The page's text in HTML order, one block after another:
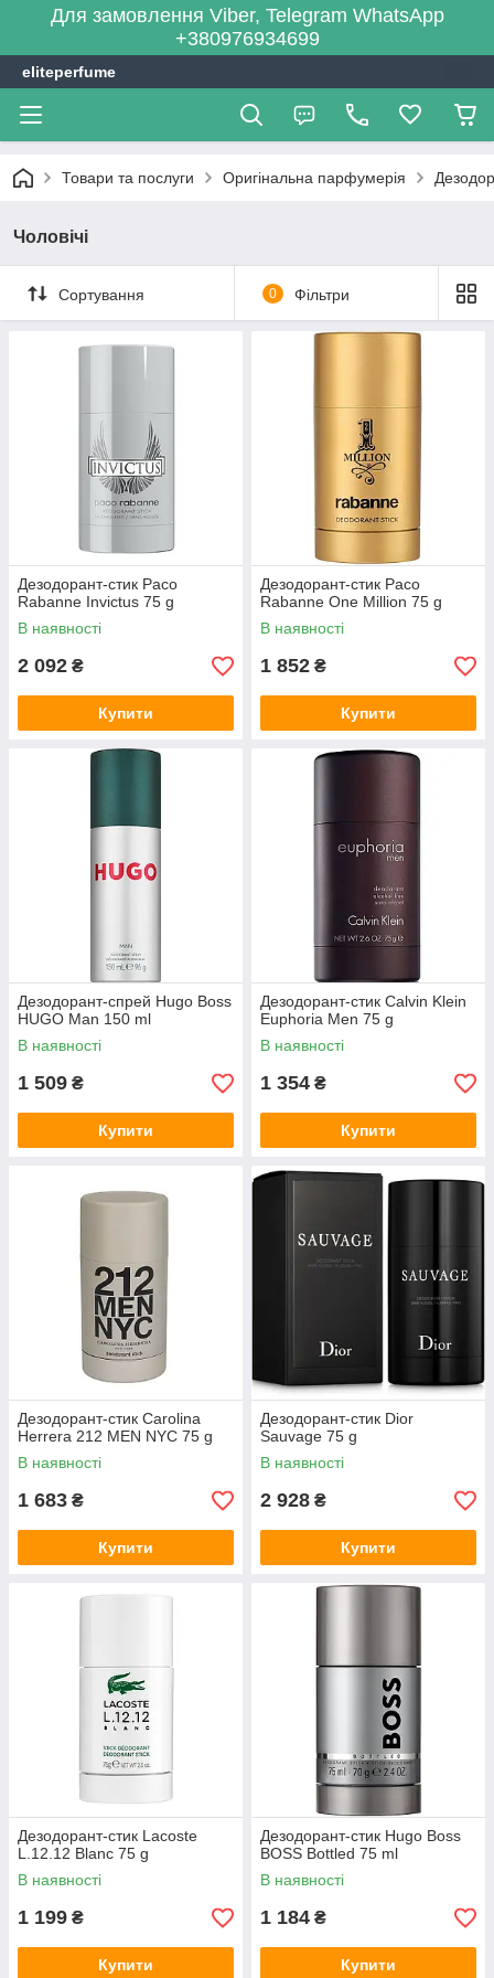
Для замовлення Viber, Telegram WhatsApp
+380976934699
eliteperfume
Товари та послуги Оригінальна парфумерія
Чоловічі
Сортування 0 Фільтри
Дезодорант-стик Paco
Rabanne Invictus 75 g
В наявності
2 092 ₴
Купити
Дезодорант-стик Paco
Rabanne One Million 75 g
В наявності
1 852 ₴
Купити
Дезодорант-спрей Hugo Boss
HUGO Man 150 ml
В наявності
1 509 ₴
Купити
Дезодорант-стик Calvin Klein
Euphoria Men 75 g
В наявності
1 354 ₴
Купити
Дезодорант-стик Carolina
Herrera 212 MEN NYC 75 g
В наявності
1 683 ₴
Купити
Дезодорант-стик Dior
Sauvage 75 g
В наявності
2 928 ₴
Купити
Дезодорант-стик Lacoste
L.12.12 Blanc 75 g
В наявності
1 199 ₴
Купити
Дезодорант-стик Hugo Boss
BOSS Bottled 75 ml
В наявності
1 184 ₴
Купити